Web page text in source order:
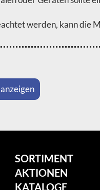
werden, kann
SORTIMENT
AKTIONEN
KATALOGE